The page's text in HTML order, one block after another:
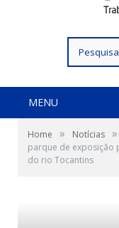
por:
MENU
Home » Notícias »
parque de exposição
do rio Tocantins